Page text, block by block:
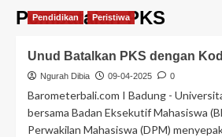
Pembatalan PKS
Pendidikan Peristiwa
Unud Batalkan PKS dengan
Ngurah Dibia 09-04-2025 0
Barometerbali.com I Badung -
bersama Badan Eksekutif Mahasiswa
Perwakilan Mahasiswa (DPM)